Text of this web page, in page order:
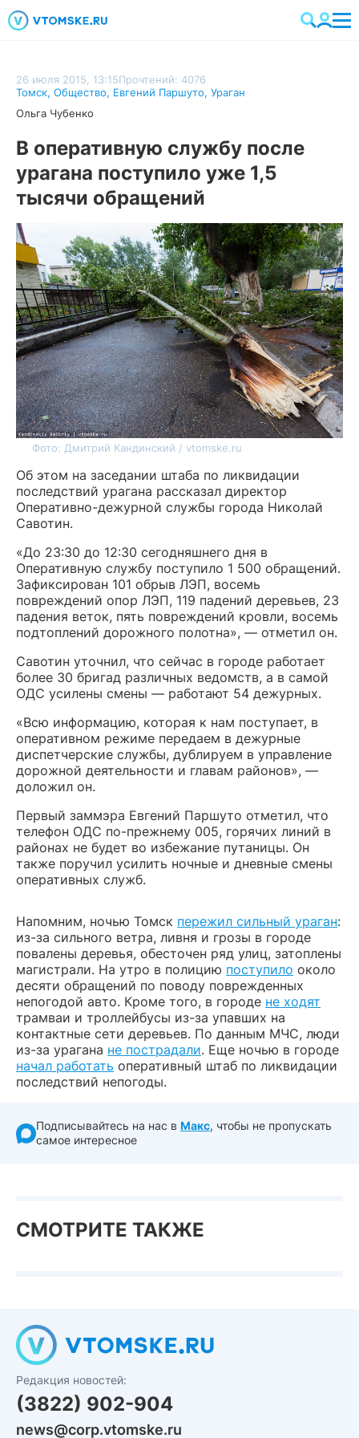
26 июля 2015, 13:15Прочтений: 4076
Томск, Общество, Евгений Паршуто, Ураган
Ольга Чубенко
В оперативную службу после
урагана поступило уже 1,5
тысячи обращений
Фото: Дмитрий Кандинский / vtomske.ru
Об этом на заседании штаба по ликвидации
последствий урагана рассказал директор
Оперативно-дежурной службы города Николай
Савотин.
«До 23:30 до 12:30 сегодняшнего дня в
Оперативную службу поступило 1 500 обращений.
Зафиксирован 101 обрыв ЛЭП, восемь
повреждений опор ЛЭП, 119 падений деревьев, 23
падения веток, пять повреждений кровли, восемь
подтоплений дорожного полотна», — отметил он.
Савотин уточнил, что сейчас в городе работает
более 30 бригад различных ведомств, а в самой
ОДС усилены смены — работают 54 дежурных.
«Всю информацию, которая к нам поступает, в
оперативном режиме передаем в дежурные
диспетчерские службы, дублируем в управление
дорожной деятельности и главам районов», —
доложил он.
Первый заммэра Евгений Паршуто отметил, что
телефон ОДС по-прежнему 005, горячих линий в
районах не будет во избежание путаницы. Он
также поручил усилить ночные и дневные смены
оперативных служб.
Напомним, ночью Томск пережил сильный ураган:
из-за сильного ветра, ливня и грозы в городе
повалены деревья, обесточен ряд улиц, затоплены
магистрали. На утро в полицию поступило около
десяти обращений по поводу поврежденных
непогодой авто. Кроме того, в городе не ходят
трамваи и троллейбусы из-за упавших на
контактные сети деревьев. По данным МЧС, люди
из-за урагана не пострадали. Еще ночью в городе
начал работать оперативный штаб по ликвидации
последствий непогоды.
Подписывайтесь на нас в Макс, чтобы не пропускать
самое интересное
СМОТРИТЕ ТАКЖЕ
Редакция новостей:
(3822) 902-904
news@corp.vtomske.ru